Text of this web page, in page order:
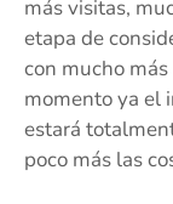
más visitas,
etapa de
con mucho
momento ya el
estará
poco más las